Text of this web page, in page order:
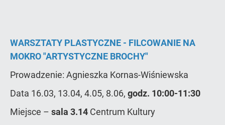
WARSZTATY PLASTYCZNE - FILCOWANIE NA
MOKRO "ARTYSTYCZNE BROCHY"
Prowadzenie: Agnieszka Kornas-Wiśniewska
Data 16.03, 13.04, 4.05, 8.06, godz. 10:00-11:30
Miejsce – sala 3.14 Centrum Kultury